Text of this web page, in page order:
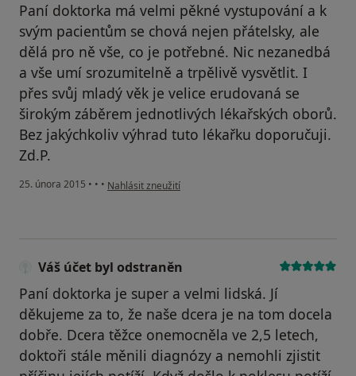
Paní doktorka má velmi pěkné vystupování a k
svým pacientům se chová nejen přátelsky, ale
dělá pro ně vše, co je potřebné. Nic nezanedbá
a vše umí srozumitelně a trpělivě vysvětlit. I
přes svůj mladý věk je velice erudovaná se
širokým záběrem jednotlivých lékařských oborů.
Bez jakýchkoliv výhrad tuto lékařku doporučuji.
Zd.P.
25. února 2015 • • • podle názoru uživatele Váš účet byl odstraněn
Nahlásit zneužití
Váš účet byl odstraněn
Paní doktorka je super a velmi lidská. Jí
děkujeme za to, že naše dcera je na tom docela
dobře. Dcera těžce onemocněla ve 2,5 letech,
doktoři stále měnili diagnózy a nemohli zjistit